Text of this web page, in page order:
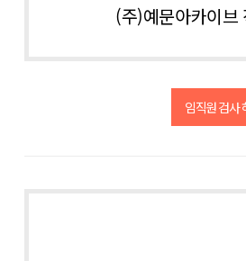
(주)예문아카이브
임직원 검사